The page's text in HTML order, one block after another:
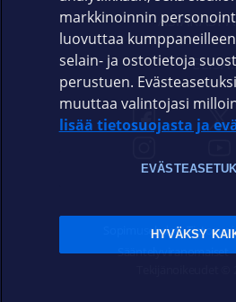
Sopimusehdot
Sääntelyviranomaiset
markkinoinnin
luovuttaa
selain- ja ostotietoja
perustuen.
muuttaa valintojasi
lisää tietosuojasta ja
HYVÄKSY